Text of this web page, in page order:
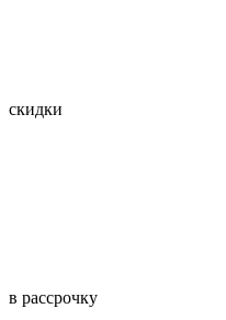
скидки
в рассрочку